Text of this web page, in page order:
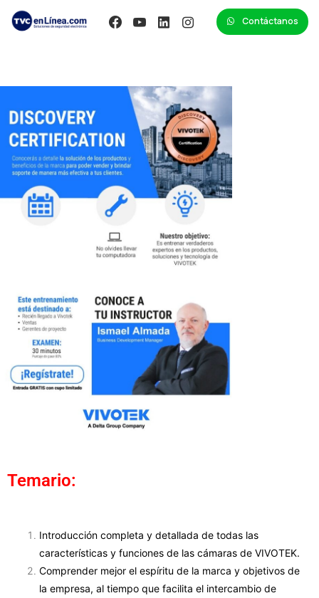
Contáctanos
Temario:
Introducción completa y detallada de todas las
características y funciones de las cámaras de VIVOTEK.
Comprender mejor el espíritu de la marca y objetivos de
la empresa, al tiempo que facilita el intercambio de